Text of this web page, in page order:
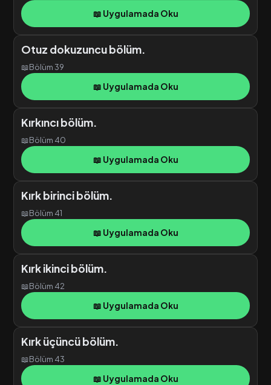
📖 Uygulamada Oku
Otuz dokuzuncu bölüm.
📖Bölüm 39
📖 Uygulamada Oku
Kırkıncı bölüm.
📖Bölüm 40
📖 Uygulamada Oku
Kırk birinci bölüm.
📖Bölüm 41
📖 Uygulamada Oku
Kırk ikinci bölüm.
📖Bölüm 42
📖 Uygulamada Oku
Kırk üçüncü bölüm.
📖Bölüm 43
📖 Uygulamada Oku